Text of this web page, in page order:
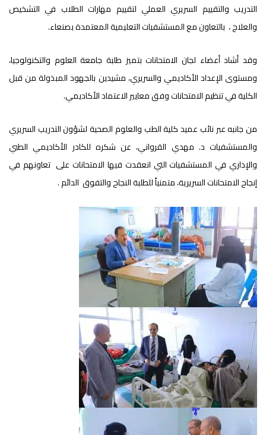
التدريب والتقييم السريري العملي لتقييم مهارات الطلاب في التشخيص
والعلاج ، بالتعاون مع المستشفيات التعليمية المعتمدة بصنعاء.
وقد أشاد أعضاء لجان الامتحانات بتميز طلبة جامعة العلوم والتكنولوجيا،
ومستوى الإعداد الأكاديمي والسريري، مشيدين بالجهود المبذولة من قبل
الكلية في تنظيم الامتحانات وفق معايير الاعتماد الأكاديمي.
من جانبه عبر نائب عميد كلية الطب والعلوم الصحية لشؤون التدريب السريري
والمستشفيات د. مهدي القرواني، عن شكره للكادر الأكاديمي الطبي
والإداري في المستشفيات التي انعقدت فيها الامتحانات على تعاونهم في
إنجاح الامتحانات السريرية، متمنياً للطلبة النجاح والتفوق الدائم .